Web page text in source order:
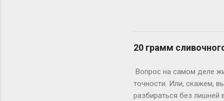
седьмого», а вы уже с
Кто-то считает началом
прошли, а первые кадры
«в начале седьмого», а
опоздал!» Пример из
6:15 — чтобы успеть на ...
20 грамм
Вопрос на самом деле
точности. Или, скажем,
разбираться без